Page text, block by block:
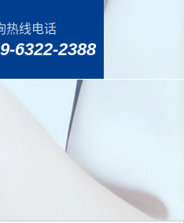
热线电话
6322-2388